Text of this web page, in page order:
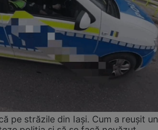
pe străzile din Iași. Cum a reușit un